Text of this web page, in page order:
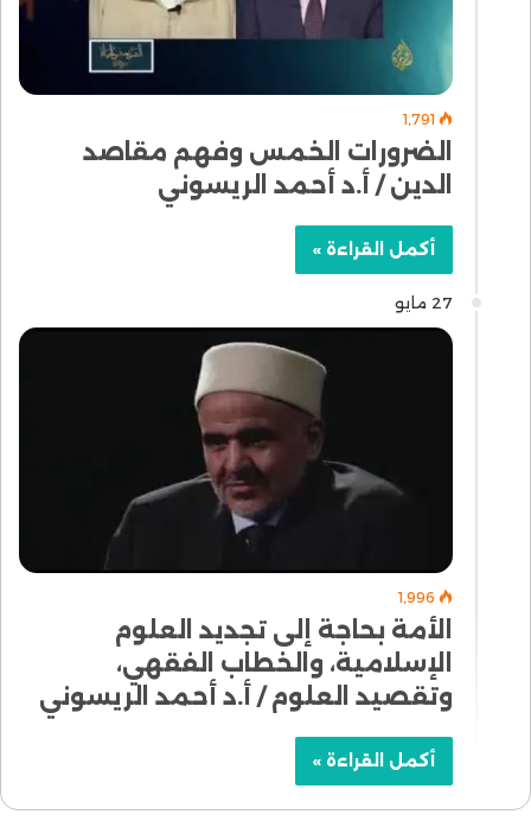
1٬791
الضرورات الخمس وفهم مقاصد
الدين / أ.د أحمد الريسوني
أكمل القراءة »
27 مايو
1٬996
الأمة بحاجة إلى تجديد العلوم
الإسلامية، والخطاب الفقهي،
وتقصيد العلوم / أ.د أحمد الريسوني
أكمل القراءة »